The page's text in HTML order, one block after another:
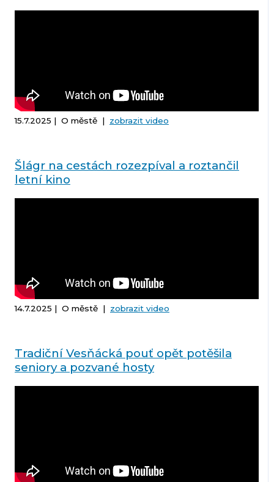
15.7.2025 | O městě | zobrazit video
Šlágr na cestách rozezpíval a roztančil
letní kino
14.7.2025 | O městě | zobrazit video
Tradiční Vesňácká pouť opět potěšila
seniory a pozvané hosty